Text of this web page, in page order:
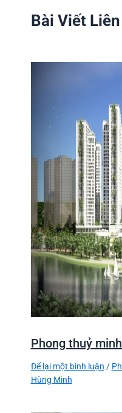
Bài Viết
Phong thuỷ
Để lại một bình luận /
Hùng Minh